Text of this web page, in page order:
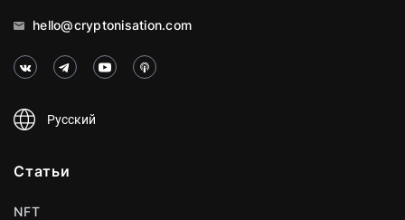
hello@cryptonisation.com
Русский
Статьи
NFT